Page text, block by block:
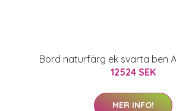
Bord naturfärg ek svarta ben
12524 SEK
MER INFO!